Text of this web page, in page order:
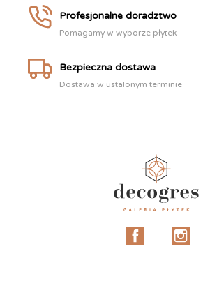
Profesjonalne doradztwo
Pomagamy w wyborze płytek
Bezpieczna dostawa
Dostawa w ustalonym terminie
Facebook